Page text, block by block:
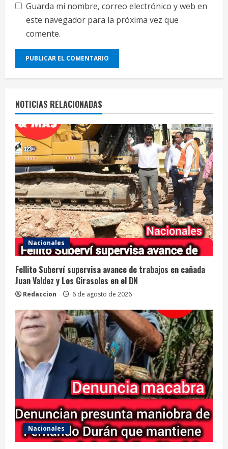
Guarda mi nombre, correo electrónico y web en
este navegador para la próxima vez que
comente.
NOTICIAS RELACIONADAS
Nacionales
Fellito Suberví supervisa avance de trabajos en cañada
Juan Valdez y Los Girasoles en el DN
Redaccion 6 de agosto de 2026
Nacionales